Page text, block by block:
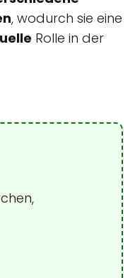
, wodurch sie eine
Rolle in der